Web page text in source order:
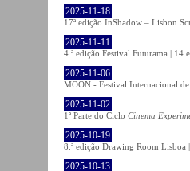
2025-11-18
17ª edição InShadow – Lisbon
2025-11-11
4.ª edição Festival Futurama |
2025-11-06
MOON - Festival Internacional
2025-11-02
1ª Parte do Ciclo Cinema
2025-10-19
8.ª edição Drawing Room Lisboa
2025-10-13